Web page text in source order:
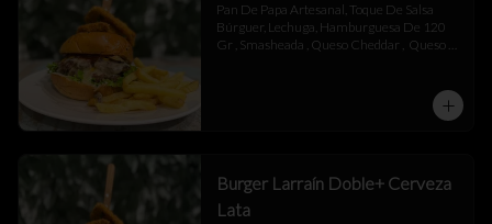
Pan De Papa Artesanal, Toque De Salsa
Búrguer, Lechuga, Hamburguesa De 120
Gr , Smasheada , Queso Cheddar ,  Queso
Burger Larraín Doble+ Cerveza
Lata